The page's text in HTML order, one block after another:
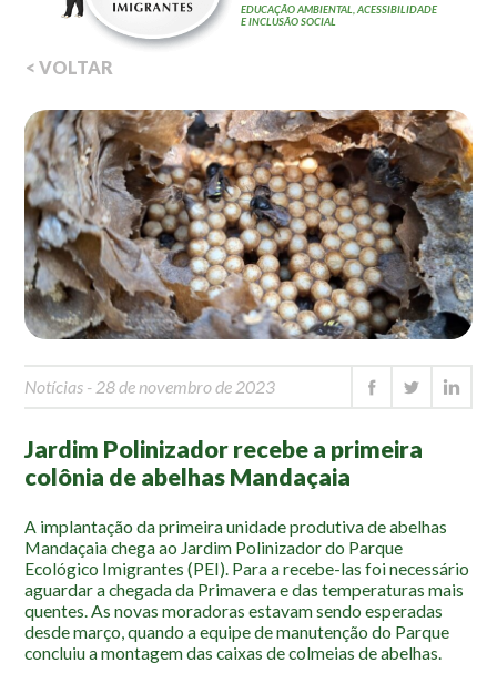
Construção Sustentável
Fund. Kunito Miyasaka
Acessibilidade
Monitores
Mapa Ilustrado
Fauna e Flora
Aranhas
Anta
Palmeira Juçara
Bugio
Cambuci
Tucano do Bico Verde
Atividades
Escolas e Universidades
Educação Ambiental
EDUCAÇÃO AMBIENTAL, ACESSIBILIDADE
E INCLUSÃO SOCIAL
< VOLTAR
Notícias - 28 de novembro de 2023
Jardim Polinizador recebe a primeira
colônia de abelhas Mandaçaia
A implantação da primeira unidade produtiva de abelhas
Mandaçaia chega ao Jardim Polinizador do Parque
Ecológico Imigrantes (PEI). Para a recebe-las foi necessário
aguardar a chegada da Primavera e das temperaturas mais
quentes. As novas moradoras estavam sendo esperadas
desde março, quando a equipe de manutenção do Parque
concluiu a montagem das caixas de colmeias de abelhas.